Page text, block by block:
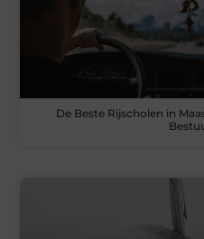
De Beste Rijscholen in